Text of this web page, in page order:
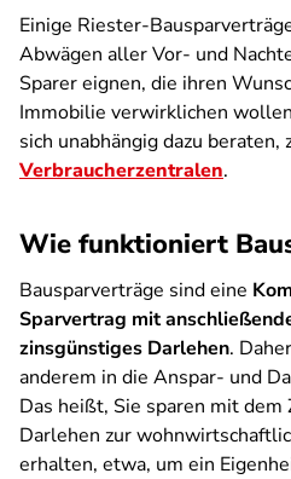
Einige Riester-
Abwägen aller Vor- und
Sparer eignen, die ihren
Immobilie verwirklichen
sich unabhängig dazu
Verbraucherzentralen.
Wie funktioniert
Bausparverträge sind eine
Sparvertrag mit
zinsgünstiges Darlehen.
anderem in die Anspar- und
Das heißt, Sie sparen mit dem
Darlehen zur
erhalten, etwa, um ein